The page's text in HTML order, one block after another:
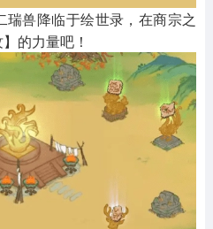
兽降临于绘世录，在商宗之
的力量吧！